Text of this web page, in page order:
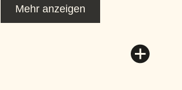
Mehr anzeigen